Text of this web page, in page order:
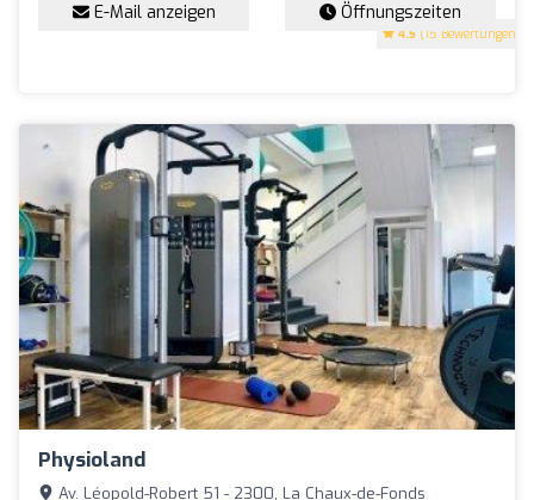
4.5 (15 Bewertungen)
E-Mail anzeigen Öffnungszeiten
Physioland
Av. Léopold-Robert 51 - 2300, La Chaux-de-Fonds